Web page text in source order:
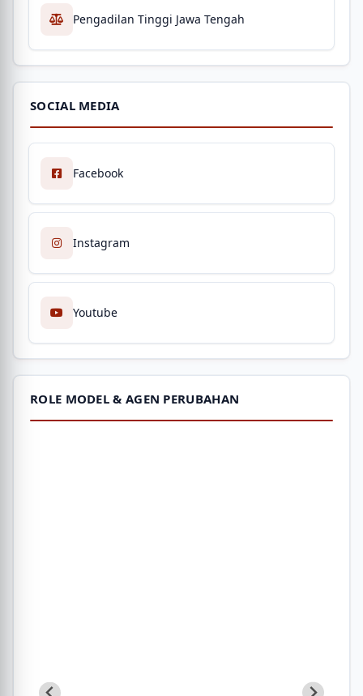
Pengadilan Tinggi Jawa Tengah
SOCIAL MEDIA
Facebook
Instagram
Youtube
ROLE MODEL & AGEN PERUBAHAN